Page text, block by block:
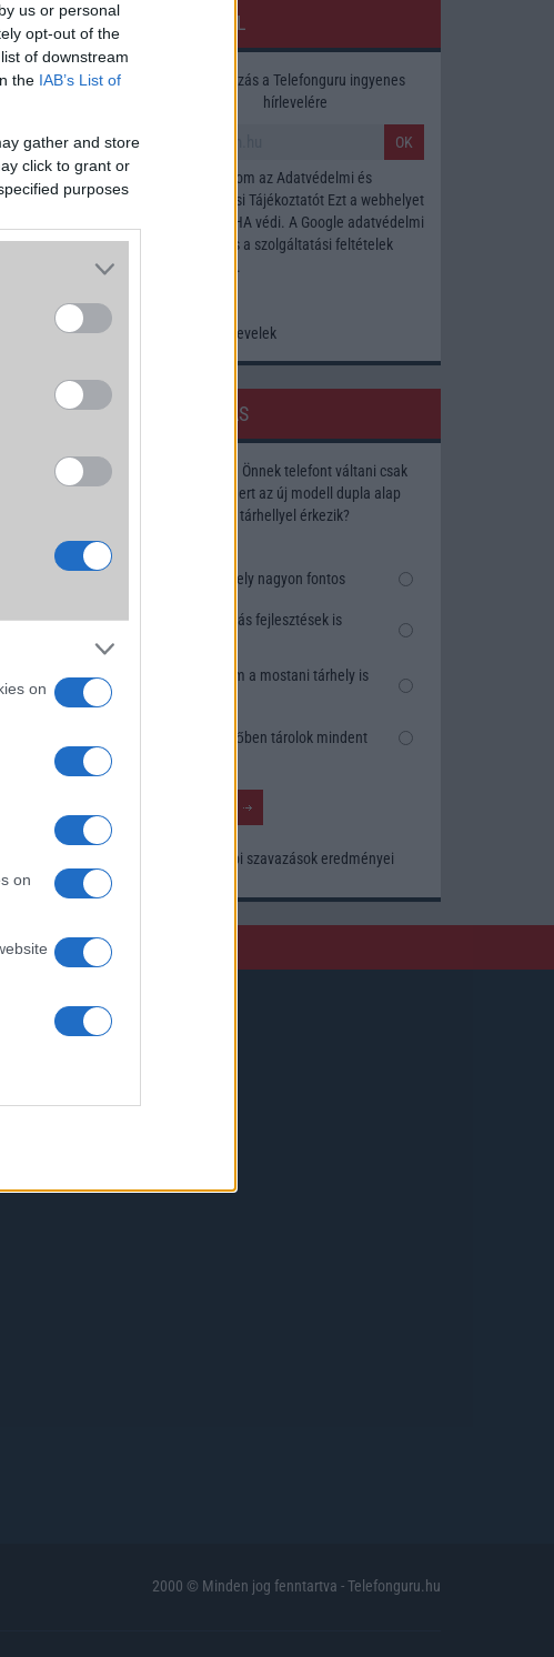
us or personal
opt-out of the
of downstream
the IAB’s List of
gather and store
click to grant or
purposes
on
on
HÍRLEVÉL
Feliratkozás a Telefonguru ingyenes
hírlevelére
OK
Elfogadom az Adatvédelmi és
Adatkezelési TájékoztatótEzt a webhelyet
a reCAPTCHA védi. A Google adatvédelmi
és a szolgáltatási feltételek
Korábbi hírlevelek
SZAVAZÁS
Megérné Önnek telefont váltani csak
azért, mert az új modell dupla alap
tárhellyel érkezik?
Igen, a tárhely nagyon fontos
Talán, ha más fejlesztések is
Nem, nekem a mostani tárhely is
Inkább felhőben tárolok mindent
Korábbi szavazások eredményei
2000 © Minden jog fenntartva - Telefonguru.hu